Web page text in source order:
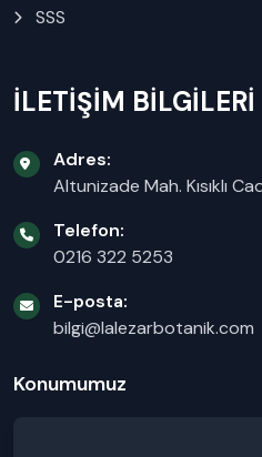
SSS
İLETİŞİM BİLGİLERİ
Adres:
Altunizade Mah. Kısıklı
Telefon:
0216 322 5253
E-posta:
bilgi@lalezarbotanik.com
Konumumuz